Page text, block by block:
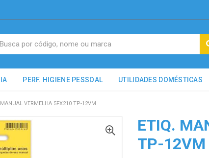
PERF. HIGIENE PESSOAL UTILIDADES DOMÉSTICAS
VERMELHA 5FX210 TP-12VM
ETIQ.
TP-12VM